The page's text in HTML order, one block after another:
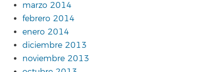
marzo 2014
febrero 2014
enero 2014
diciembre 2013
noviembre 2013